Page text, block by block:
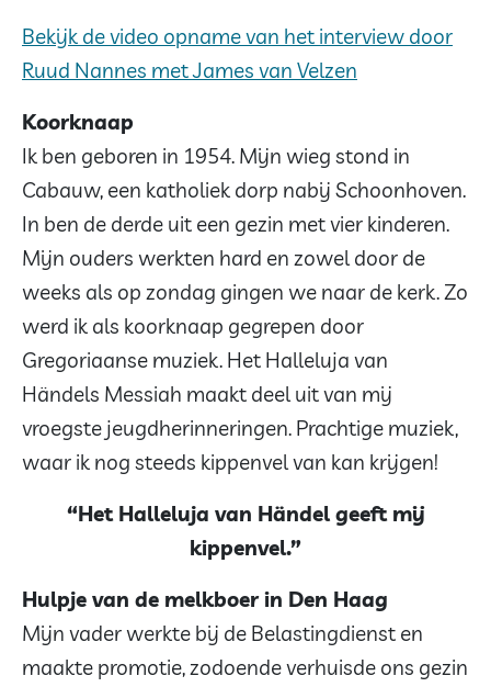
Bekijk de video opname van het interview door
Ruud Nannes met James van Velzen
Koorknaap
Ik ben geboren in 1954. Mijn wieg stond in
Cabauw, een katholiek dorp nabij Schoonhoven.
In ben de derde uit een gezin met vier kinderen.
Mijn ouders werkten hard en zowel door de
weeks als op zondag gingen we naar de kerk. Zo
werd ik als koorknaap gegrepen door
Gregoriaanse muziek. Het Halleluja van
Händels Messiah maakt deel uit van mij
vroegste jeugdherinneringen. Prachtige muziek,
waar ik nog steeds kippenvel van kan krijgen!
“Het Halleluja van Händel geeft mij
kippenvel.”
Hulpje van de melkboer in Den Haag
Mijn vader werkte bij de Belastingdienst en
maakte promotie, zodoende verhuisde ons gezin